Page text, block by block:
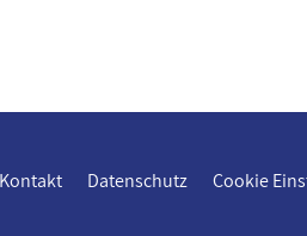
Kontakt Datenschutz Cookie